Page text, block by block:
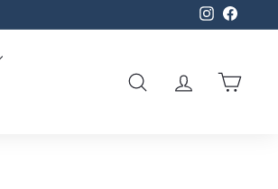
Instagram
SØG KONTOKURV